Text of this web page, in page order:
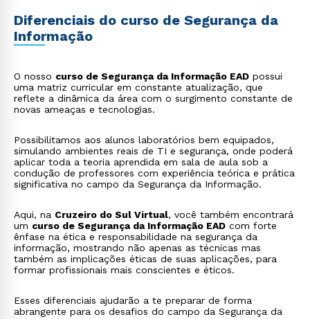
Diferenciais do curso de Segurança da
Informação
O nosso curso de Segurança da Informação EAD possui
uma matriz curricular em constante atualização, que
reflete a dinâmica da área com o surgimento constante de
novas ameaças e tecnologias.
Possibilitamos aos alunos laboratórios bem equipados,
simulando ambientes reais de TI e segurança, onde poderá
aplicar toda a teoria aprendida em sala de aula sob a
condução de professores com experiência teórica e prática
significativa no campo da Segurança da Informação.
Aqui, na Cruzeiro do Sul Virtual, você também encontrará
um curso de Segurança da Informação EAD com forte
ênfase na ética e responsabilidade na segurança da
informação, mostrando não apenas as técnicas mas
também as implicações éticas de suas aplicações, para
formar profissionais mais conscientes e éticos.
Esses diferenciais ajudarão a te preparar de forma
abrangente para os desafios do campo da Segurança da